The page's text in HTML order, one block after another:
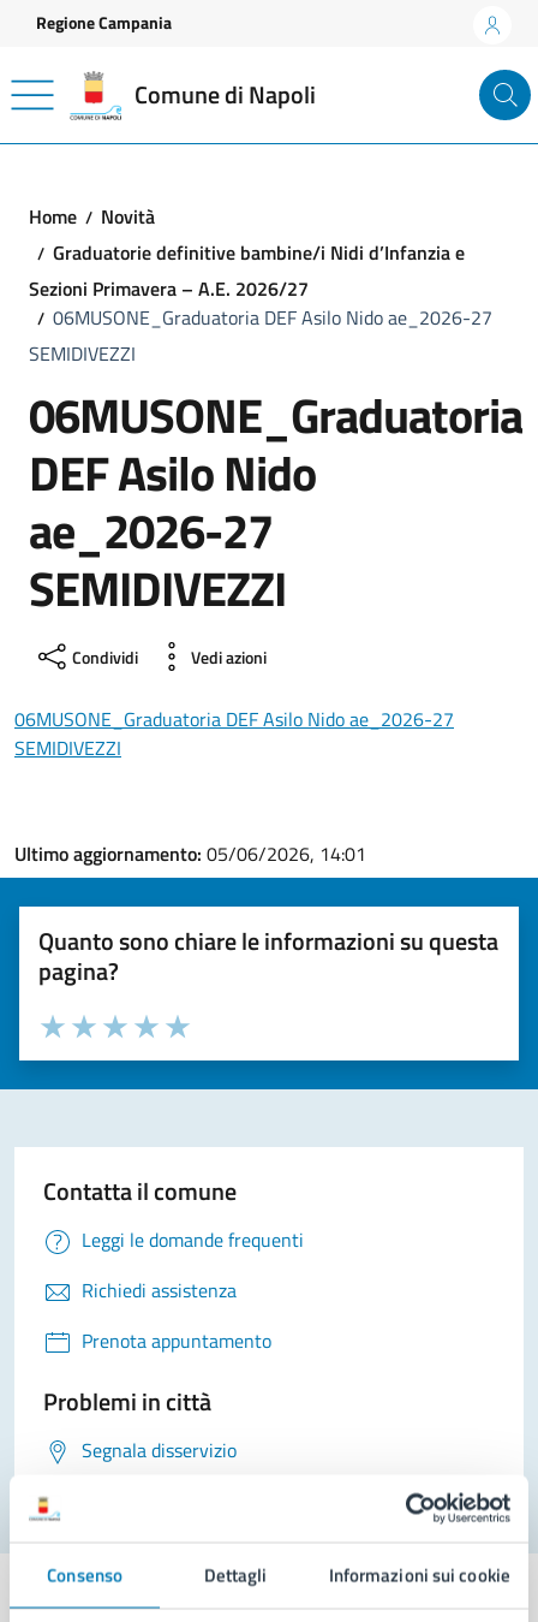
Consenso Dettagli Informazioni sui cookie
Vai ai contenuti
Vai al footer
Regione Campania
Comune di Napoli
Home
Novità
Graduatorie definitive bambine/i Nidi d’Infanzia e
Sezioni Primavera – A.E. 2026/27
06MUSONE_Graduatoria DEF Asilo Nido ae_2026-27
SEMIDIVEZZI
06MUSONE_Graduatoria
DEF Asilo Nido
ae_2026-27
SEMIDIVEZZI
Condividi Vedi azioni
06MUSONE_Graduatoria DEF Asilo Nido ae_2026-27
SEMIDIVEZZI
Ultimo aggiornamento: 05/06/2026, 14:01
Quanto sono chiare le informazioni su questa
pagina?
Valuta la chiarezza delle informazioni (da 1 a 5 stelle)
Seleziona il numero di stelle per valutare la chiarezza delle
Valuta 5 stelle su 5
Valuta 4 stelle su 5
Valuta 3 stelle su 5
Valuta 2 stelle su 5
Valuta 1 stelle su 5
Contatta il comune
Leggi le domande frequenti
Richiedi assistenza
Prenota appuntamento
Problemi in città
Segnala disservizio